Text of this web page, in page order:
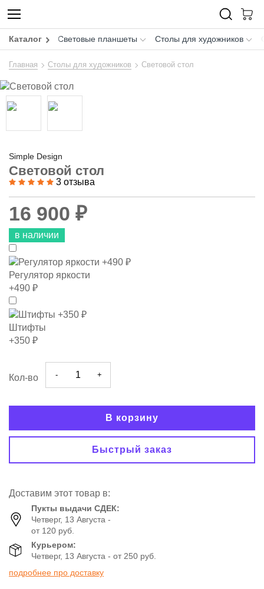
Каталог Световые планшеты Столы для художников
Главная Столы для художников Световой стол
Simple Design
Световой стол
3 отзыва
16 900 ₽
в наличии
Регулятор яркости
+490 ₽
Штифты
+350 ₽
Кол-во - +
В корзину
Быстрый заказ
Доставим этот товар в:
Пукты выдачи СДЕК:
Четверг, 13 Августа -
от 120 руб.
Курьером:
Четверг, 13 Августа - от 250 руб.
подробнее про доставку